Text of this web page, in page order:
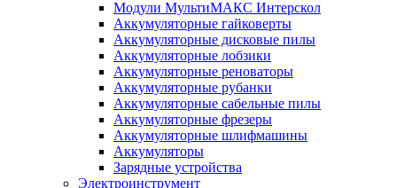
Модули МультиМАКС Интерскол
Аккумуляторные гайковерты
Аккумуляторные дисковые пилы
Аккумуляторные лобзики
Аккумуляторные реноваторы
Аккумуляторные рубанки
Аккумуляторные сабельные пилы
Аккумуляторные фрезеры
Аккумуляторные шлифмашины
Аккумуляторы
Зарядные устройства
Электроинструмент